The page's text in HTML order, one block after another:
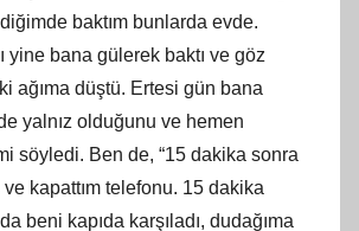
baktım bunlarda evde.
yine bana gülerek baktı ve göz
ki ağıma düştü. Ertesi gün bana
yalnız olduğunu ve hemen
söyledi. Ben de, “15 dakika sonra
kapattım telefonu. 15 dakika
beni kapıda karşıladı, dudağıma